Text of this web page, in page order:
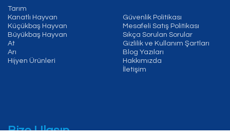
Tarım
Kanatlı Hayvan
Küçükbaş Hayvan
Büyükbaş Hayvan
At
Arı
Hijyen Ürünleri
Güvenlik Politikası
Mesafeli Satış Politikası
Sıkça Sorulan Sorular
Gizlilik ve Kullanım Şartları
Blog Yazıları
Hakkımızda
İletişim
Bize Ulaşın